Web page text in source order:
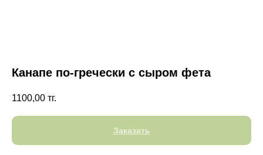
Канапе по-гречески с сыром фета
1100,00 тг.
Заказать